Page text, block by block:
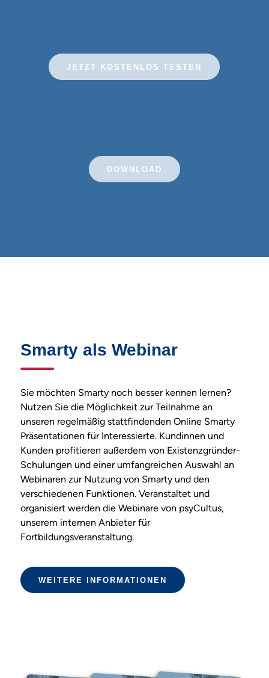
JETZT KOSTENLOS TESTEN
DOWNLOAD
Smarty als Webinar
Sie möchten Smarty noch besser kennen lernen?
Nutzen Sie die Möglichkeit zur Teilnahme an
unseren regelmäßig stattfindenden Online Smarty
Präsentationen für Interessierte. Kundinnen und
Kunden profitieren außerdem von Existenzgründer-
Schulungen und einer umfangreichen Auswahl an
Webinaren zur Nutzung von Smarty und den
verschiedenen Funktionen. Veranstaltet und
organisiert werden die Webinare von psyCultus,
unserem internen Anbieter für
Fortbildungsveranstaltung.
WEITERE INFORMATIONEN